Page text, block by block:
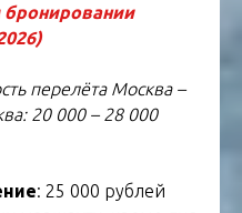
бронировании
перелёта Москва –
20 000 – 28 000
: 25 000 рублей